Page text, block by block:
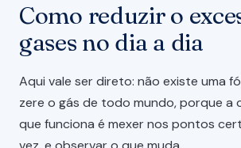
Como reduzir o
gases no dia a dia
Aqui vale ser direto: não existe uma
zere o gás de todo mundo, porque a
que funciona é mexer nos pontos